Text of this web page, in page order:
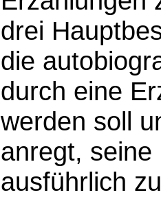
drei
die
durch eine
werden soll
anregt,
ausführlich